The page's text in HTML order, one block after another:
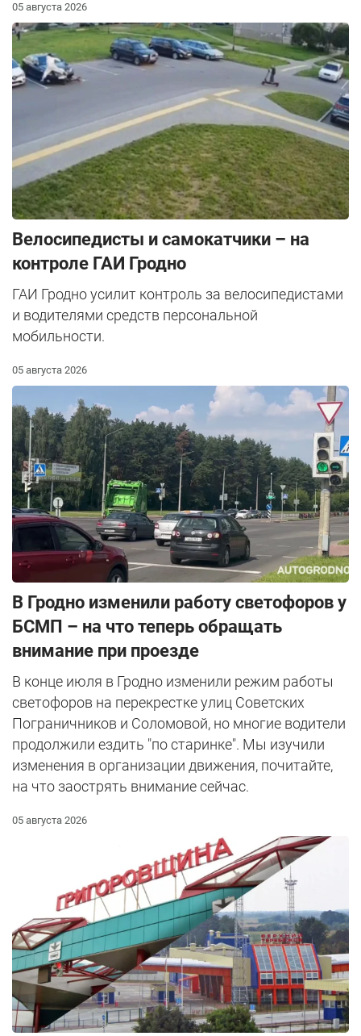
05 августа 2026
Велосипедисты и самокатчики – на
контроле ГАИ Гродно
ГАИ Гродно усилит контроль за велосипедистами
и водителями средств персональной
мобильности.
05 августа 2026
В Гродно изменили работу светофоров у
БСМП – на что теперь обращать
внимание при проезде
В конце июля в Гродно изменили режим работы
светофоров на перекрестке улиц Советских
Пограничников и Соломовой, но многие водители
продолжили ездить "по старинке". Мы изучили
изменения в организации движения, почитайте,
на что заострять внимание сейчас.
05 августа 2026